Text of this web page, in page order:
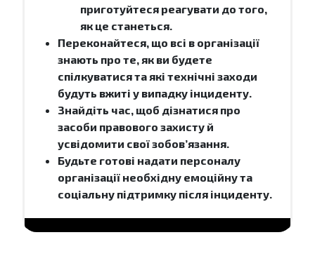
приготуйтеся реагувати до того,
як це станеться.
Переконайтеся, що всі в організації
знають про те, як ви будете
спілкуватися та які технічні заходи
будуть вжиті у випадку інциденту.
Знайдіть час, щоб дізнатися про
засоби правового захисту й
усвідомити свої зобов’язання.
Будьте готові надати персоналу
організації необхідну емоційну та
соціальну підтримку після інциденту.